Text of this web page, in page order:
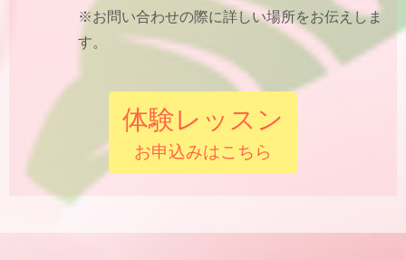
※お問い合わせの際に詳しい場所をお伝えしま
す。
体験レッスン
お申込みはこちら